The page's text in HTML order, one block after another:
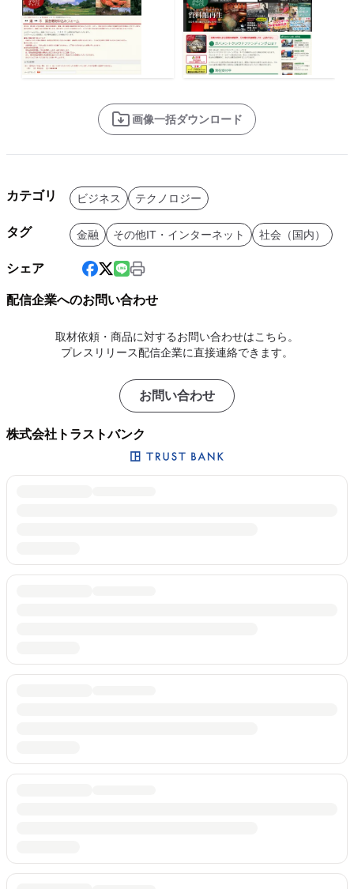
画像一括ダウンロード
カテゴリ ビジネス テクノロジー
タグ 金融 その他IT・インターネット 社会（国内）
シェア
配信企業へのお問い合わせ
取材依頼・商品に対するお問い合わせはこちら。
プレスリリース配信企業に直接連絡できます。
お問い合わせ
株式会社トラストバンク